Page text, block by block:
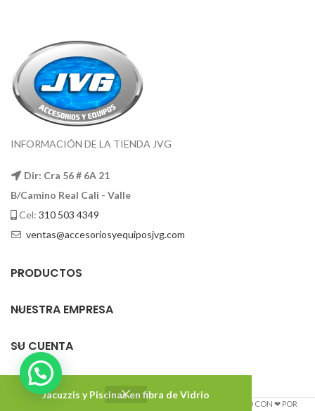
Jacuzzis y Piscinas en fibra de Vidrio
INFORMACIÓN DE LA TIENDA JVG
Dir: Cra 56 # 6A 21
B/Camino Real Cali - Valle
Cel: 310 503 4349
ventas@accesoriosyequiposjvg.com
PRODUCTOS
NUESTRA EMPRESA
SU CUENTA
2022 DISEÑADO Y DESARROLLADO CON ❤ POR